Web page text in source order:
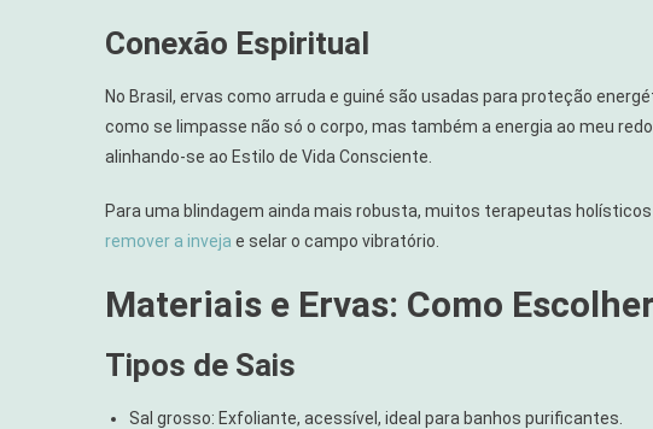
Conexão Espiritual
No Brasil, ervas como arruda e guiné são usadas para proteção
como se limpasse não só o corpo, mas também a energia ao meu
alinhando-se ao Estilo de Vida Consciente.
Para uma blindagem ainda mais robusta, muitos terapeutas
remover a inveja e selar o campo vibratório.
Materiais e Ervas: Como Escolher
Tipos de Sais
Sal grosso: Exfoliante, acessível, ideal para banhos purificantes.